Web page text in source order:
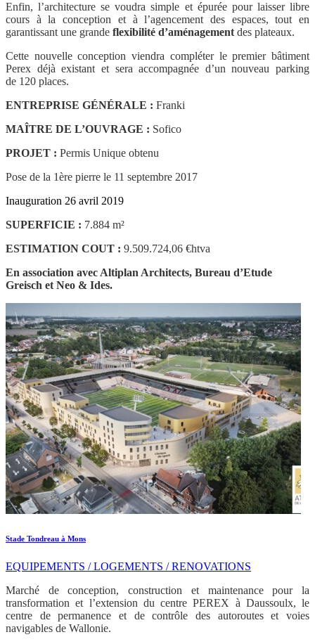
Enfin, l’architecture se voudra simple et épurée pour laisser libre
cours à la conception et à l’agencement des espaces, tout en
garantissant une grande flexibilité d’aménagement des plateaux.
Cette nouvelle conception viendra compléter le premier bâtiment
Perex déjà existant et sera accompagnée d’un nouveau parking
de 120 places.
ENTREPRISE GÉNÉRALE : Franki
MAÎTRE DE L’OUVRAGE : Sofico
PROJET : Permis Unique obtenu
Pose de la 1ère pierre le 11 septembre 2017
Inauguration 26 avril 2019
SUPERFICIE : 7.884 m²
ESTIMATION COUT : 9.509.724,06 €htva
En association avec Altiplan Architects, Bureau d’Etude
Greisch et Neo & Ides.
Stade Tondreau à Mons
EQUIPEMENTS / LOGEMENTS / RENOVATIONS
Marché de conception, construction et maintenance pour la
transformation et l’extension du centre PEREX à Daussoulx, le
centre de permanence et de contrôle des autoroutes et voies
navigables de Wallonie.